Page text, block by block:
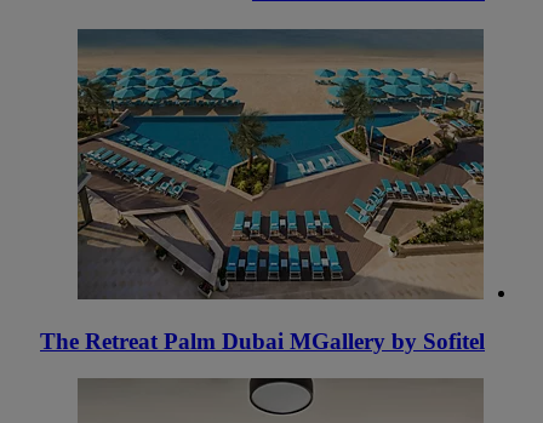
The Retreat Palm Dubai MGallery by Sofitel